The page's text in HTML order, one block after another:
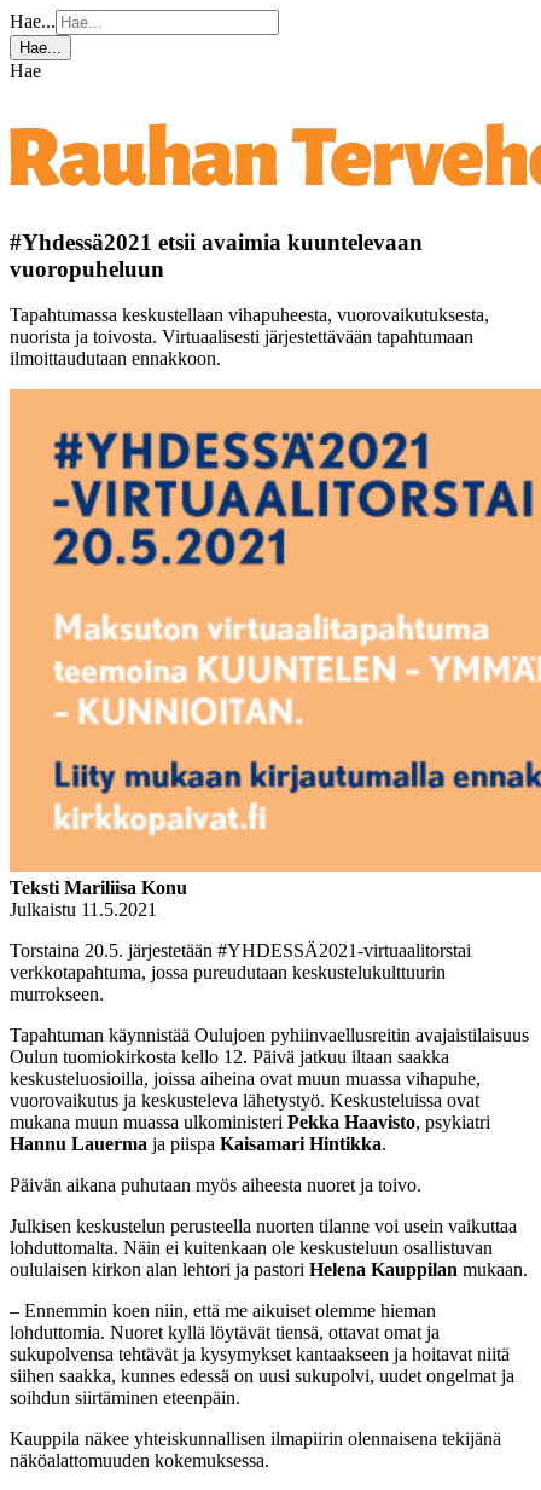
Hae...
Hae...
Hae
#Yhdessä2021 etsii avaimia kuuntelevaan
vuoropuheluun
Tapahtumassa keskustellaan vihapuheesta, vuorovaikutuksesta,
nuorista ja toivosta. Virtuaalisesti järjestettävään tapahtumaan
ilmoittaudutaan ennakkoon.
Teksti Mariliisa Konu
Julkaistu 11.5.2021
Torstaina 20.5. järjestetään #YHDESSÄ2021-virtuaalitorstai
verkkotapahtuma, jossa pureudutaan keskustelukulttuurin
murrokseen.
Tapahtuman käynnistää Oulujoen pyhiinvaellusreitin avajaistilaisuus
Oulun tuomiokirkosta kello 12. Päivä jatkuu iltaan saakka
keskusteluosioilla, joissa aiheina ovat muun muassa vihapuhe,
vuorovaikutus ja keskusteleva lähetystyö. Keskusteluissa ovat
mukana muun muassa ulkoministeri Pekka Haavisto, psykiatri
Hannu Lauerma ja piispa Kaisamari Hintikka.
Päivän aikana puhutaan myös aiheesta nuoret ja toivo.
Julkisen keskustelun perusteella nuorten tilanne voi usein vaikuttaa
lohduttomalta. Näin ei kuitenkaan ole keskusteluun osallistuvan
oululaisen kirkon alan lehtori ja pastori Helena Kauppilan mukaan.
– Ennemmin koen niin, että me aikuiset olemme hieman
lohduttomia. Nuoret kyllä löytävät tiensä, ottavat omat ja
sukupolvensa tehtävät ja kysymykset kantaakseen ja hoitavat niitä
siihen saakka, kunnes edessä on uusi sukupolvi, uudet ongelmat ja
soihdun siirtäminen eteenpäin.
Kauppila näkee yhteiskunnallisen ilmapiirin olennaisena tekijänä
näköalattomuuden kokemuksessa.